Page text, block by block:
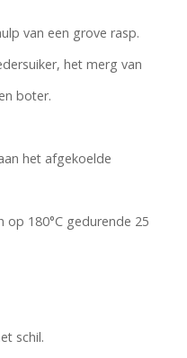
van een grove rasp.
het merg van
boter.
het afgekoelde
op 180°C gedurende 25
schil.